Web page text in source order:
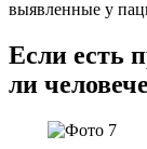
выявленные у
Если есть
ли